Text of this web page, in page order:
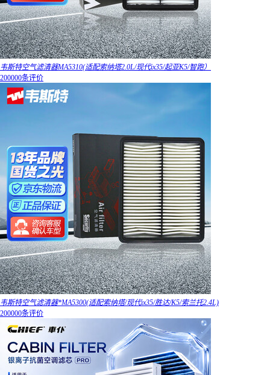
韦斯特空气滤清器MA5310(适配索纳塔2.0L/现代ix35/起亚K5/智跑）
200000条评价
韦斯特空气滤清器*MA5300(适配索纳塔/现代ix35/胜达/K5/索兰托2.4L)
200000条评价